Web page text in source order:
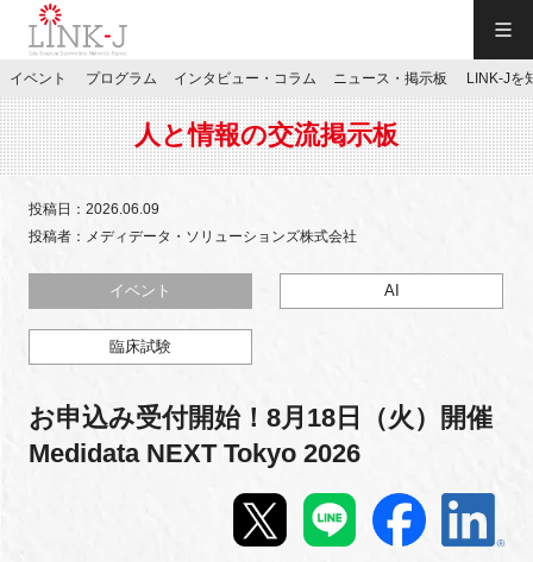
JP／EN
特別会員専用メニュー
施設ご予約
お問い合わせ
イベント プログラム インタビュー・コラム ニュース・掲示板 LINK-Jを
人と情報の交流掲示板
投稿日：2026.06.09
投稿者：メディデータ・ソリューションズ株式会社
イベント AI
臨床試験
お申込み受付開始！8月18日（火）開催
Medidata NEXT Tokyo 2026